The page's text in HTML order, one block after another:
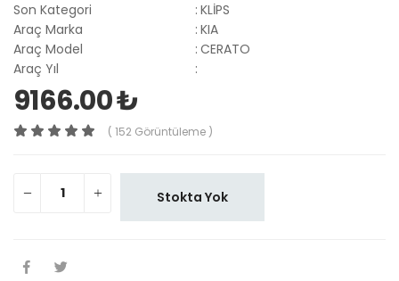
Son Kategori
: KLİPS
Araç Marka
: KIA
Araç Model
: CERATO
Araç Yıl
:
9166.00 ₺
( 152 Görüntüleme )
Stokta Yok